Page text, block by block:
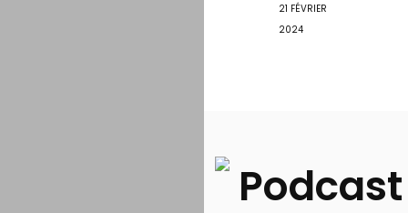
21 FÉVRIER
2024